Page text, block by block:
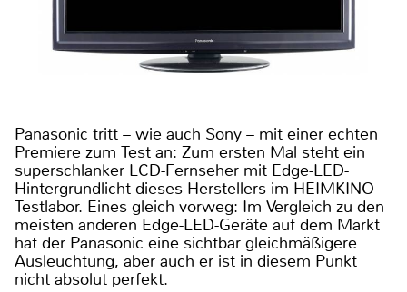
Panasonic tritt – wie auch Sony – mit einer echten
Premiere zum Test an: Zum ersten Mal steht ein
superschlanker LCD-Fernseher mit Edge-LED-
Hintergrundlicht dieses Herstellers im HEIMKINO-
Testlabor. Eines gleich vorweg: Im Vergleich zu den
meisten anderen Edge-LED-Geräte auf dem Markt
hat der Panasonic eine sichtbar gleichmäßigere
Ausleuchtung, aber auch er ist in diesem Punkt
nicht absolut perfekt.